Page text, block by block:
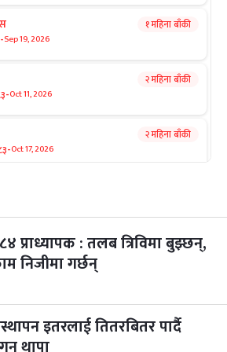
-Sep 19, 2026
१ महिना बाँकी
-Oct 11, 2026
२ महिना बाँकी
-Oct 17, 2026
२ महिना बाँकी
-Oct 20, 2026
२ महिना बाँकी
प्राध्यापक : तलब त्रिविमा बुझ्छन्,
निजीमा गर्छन्
इतरलाई तितरबितर पार्दै